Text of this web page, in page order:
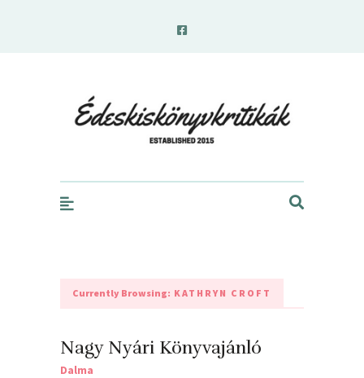
Currently Browsing: KATHRYN CROFT
Nagy Nyári Könyvajánló
Dalma